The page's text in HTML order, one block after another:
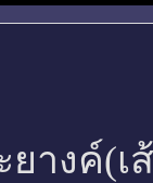
ยางค์(